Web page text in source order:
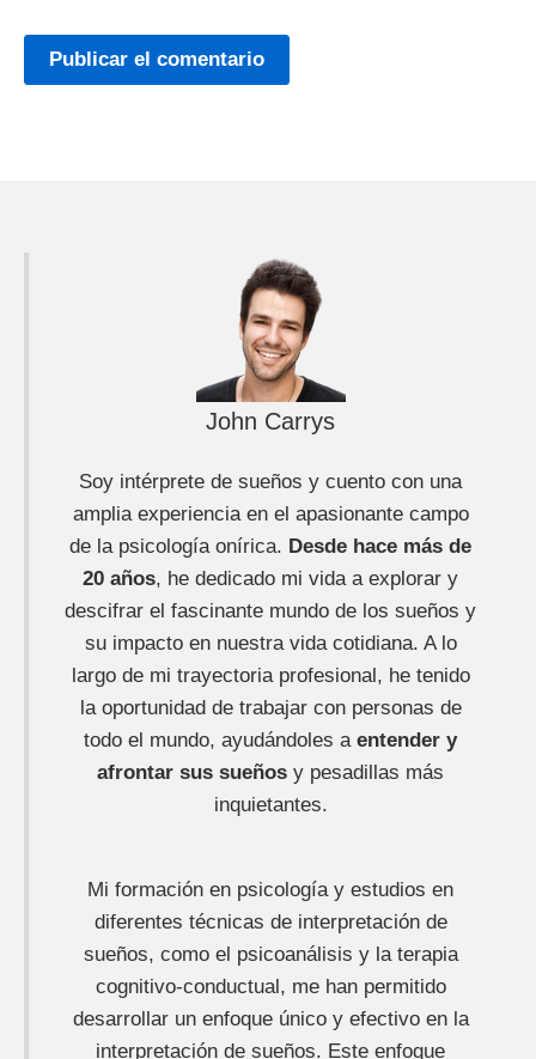
John Carrys
Soy intérprete de sueños y cuento con una
amplia experiencia en el apasionante campo
de la psicología onírica. Desde hace más de
20 años, he dedicado mi vida a explorar y
descifrar el fascinante mundo de los sueños y
su impacto en nuestra vida cotidiana. A lo
largo de mi trayectoria profesional, he tenido
la oportunidad de trabajar con personas de
todo el mundo, ayudándoles aentender y
afrontar sus sueños y pesadillas más
inquietantes.
Mi formación en psicología y estudios en
diferentes técnicas de interpretación de
sueños, como el psicoanálisis y la terapia
cognitivo-conductual, me han permitido
desarrollar un enfoque único y efectivo en la
interpretación de sueños. Este enfoque